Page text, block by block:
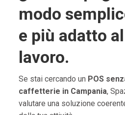
modo
e più adatto
lavoro.
Se stai cercando un POS
caffetterie in Campania,
valutare una soluzione